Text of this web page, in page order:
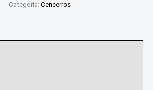
Categoría: Cencerros